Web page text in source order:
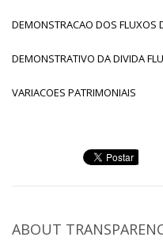
DEMONSTRACAO DOS FLUXOS
DEMONSTRATIVO DA DIVIDA
VARIACOES PATRIMONIAIS
ABOUT